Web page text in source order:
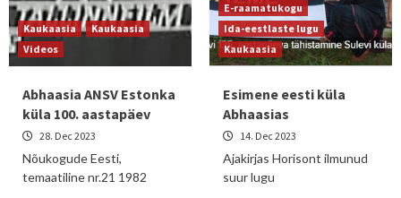
Kaukaasia
Kaukaasia
Videos
Abhaasia ANSV Estonka
küla 100. aastapäev
28. Dec 2023
Nõukogude Eesti,
temaatiline nr.21 1982
E-raamatukogu
Ida-eestlaste lugu
Kaukaasia
Esimene eesti küla
Abhaasias
14. Dec 2023
Ajakirjas Horisont ilmunud
suur lugu